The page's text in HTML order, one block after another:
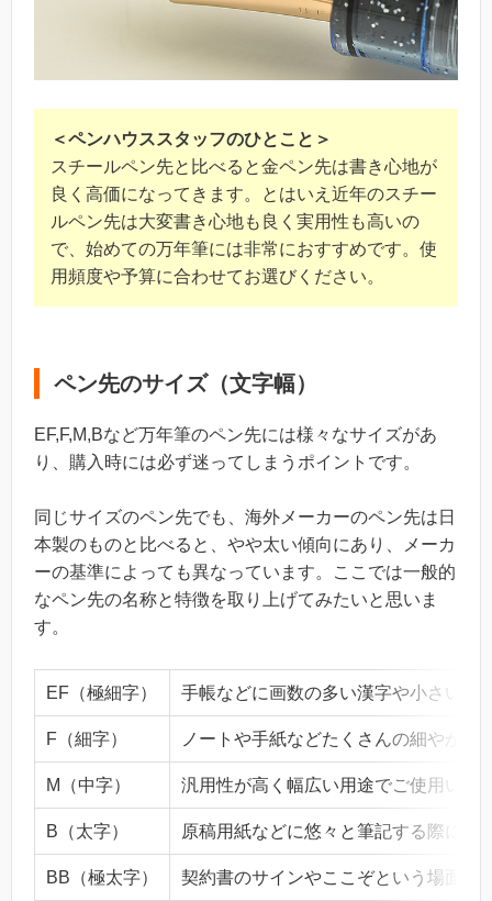
＜ペンハウススタッフのひとこと＞
スチールペン先と比べると金ペン先は書き心地が
良く高価になってきます。とはいえ近年のスチー
ルペン先は大変書き心地も良く実用性も高いの
で、始めての万年筆には非常におすすめです。使
用頻度や予算に合わせてお選びください。
ペン先のサイズ（文字幅）
EF,F,M,Bなど万年筆のペン先には様々なサイズがあ
り、購入時には必ず迷ってしまうポイントです。
同じサイズのペン先でも、海外メーカーのペン先は日
本製のものと比べると、やや太い傾向にあり、メーカ
ーの基準によっても異なっています。ここでは一般的
なペン先の名称と特徴を取り上げてみたいと思いま
す。
EF（極細字） 手帳などに画数の多い漢字や小さい文
F（細字） ノートや手紙などたくさんの細やかな
M（中字） 汎用性が高く幅広い用途でご使用いた
B（太字） 原稿用紙などに悠々と筆記する際に最
BB（極太字） 契約書のサインやここぞという場面で